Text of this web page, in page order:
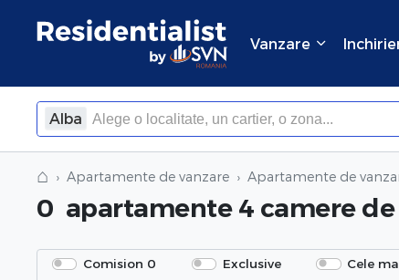
Vanzare
Alba
×Inchide
⌂ Apartamente de vanzare Apartamente de
0 apartamente 4 camere
Comision 0 Exclusive Cele